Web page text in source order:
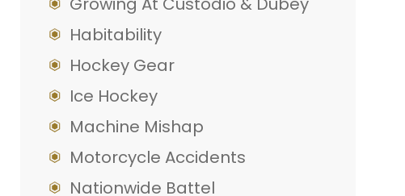
Habitability
Hockey Gear
Ice Hockey
Machine Mishap
Motorcycle Accidents
Nationwide Battel